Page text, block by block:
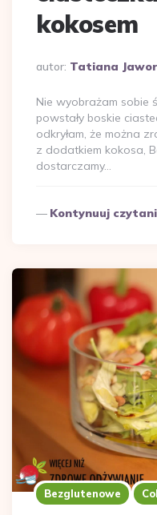
kokosem
Dodane
autor: Tatiana
Nie wyobrażam sobie
powstały boskie
odkryłam, że można
z dodatkiem kokosa,
dostarczamy…
Kontynuuj
Bezglutenowe